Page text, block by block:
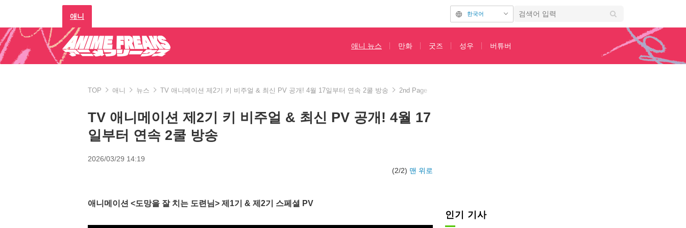
애니 한국어
애니 뉴스 만화 굿즈 성우 버튜버
TOP 애니 뉴스 TV 애니메이션 제2기 키 비주얼 & 최신 PV 공개! 4월 17일부터 연속 2쿨 방송 2nd Page
TV 애니메이션 제2기 키 비주얼 & 최신 PV 공개! 4월 17
일부터 연속 2쿨 방송
2026/03/29 14:19
(2/2) 맨 위로
애니메이션 <도망을 잘 치는 도련님> 제1기 & 제2기 스페셜 PV
인기 기사